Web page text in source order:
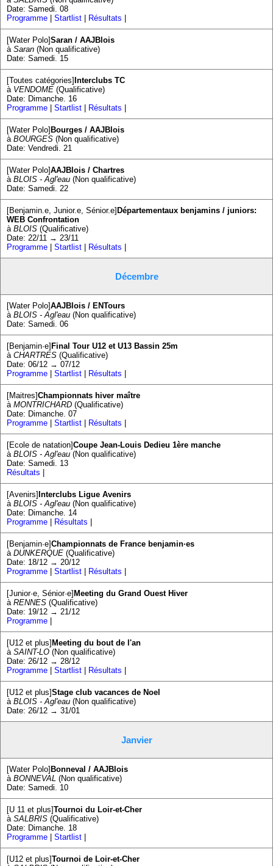
Date: Samedi. 08
Programme
Startlist Résultats
[Water Polo]Saran / AAJBlois
à Saran (Non qualificative)
Date: Samedi. 15
[Toutes catégories] Interclubs TC
à VENDOME (Qualificative)
Date: Dimanche. 16
Programme
Startlist Résultats
[Water Polo] Bourges / AAJBlois
à BOURGES (Non qualificative)
Date: Vendredi. 21
[Water Polo]AAJBlois / Chartres
à BLOIS - Agl'eau (Non qualificative)
Date: Samedi. 22
[Benjamin.e, Junior.e, Sénior.e] Départementaux benjamins / juniors:
WEB Confrontation
à BLOIS (Qualificative)
Date: 22/11 → 23/11
Programme
Startlist Résultats
Décembre
[Water Polo]AAJBlois / ENTours
à BLOIS - Agl'eau (Non qualificative)
Date: Samedi. 06
[Benjamin·e] Final Tour U12 et U13 Bassin 25m
à CHARTRES (Qualificative)
Date: 06/12 → 07/12
Programme
Startlist Résultats
[Maitres]Championnats hiver maître
à MONTRICHARD (Qualificative)
Date: Dimanche. 07
Programme
Startlist Résultats
[Ecole de natation]Coupe Jean-Louis Dedieu 1ère manche
à BLOIS - Agl'eau (Non qualificative)
Date: Samedi. 13
Résultats
[Avenirs] Interclubs Ligue Avenirs
à BLOIS - Agl'eau (Non qualificative)
Date: Dimanche. 14
Programme
Résultats
[Benjamin·e]Championnats de France benjamin·es
à DUNKERQUE (Qualificative)
Date: 18/12 → 20/12
Programme
Startlist Résultats
[Junior·e, Sénior·e] Meeting du Grand Ouest Hiver
à RENNES (Qualificative)
Date: 19/12 → 21/12
Programme
[U12 et plus] Meeting du bout de l'an
à SAINT-LO (Non qualificative)
Date: 26/12 → 28/12
Programme
Startlist Résultats
[U12 et plus]Stage club vacances de Noel
à BLOIS - Agl'eau (Non qualificative)
Date: 26/12 → 31/01
Janvier
[Water Polo] Bonneval / AAJBlois
à BONNEVAL (Non qualificative)
Date: Samedi. 10
[U 11 et plus]Tournoi du Loir-et-Cher
à SALBRIS (Qualificative)
Date: Dimanche. 18
Programme
Startlist
[U12 et plus]Tournoi de Loir-et-Cher